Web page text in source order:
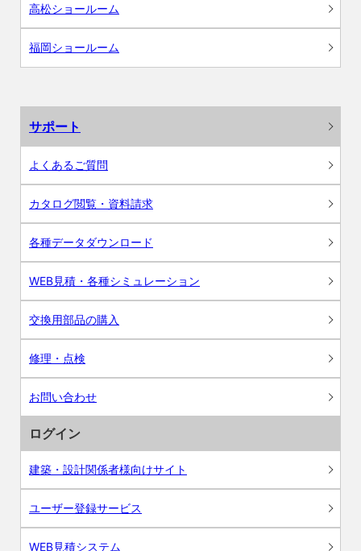
高松ショールーム
福岡ショールーム
サポート
よくあるご質問
カタログ閲覧・資料請求
各種データダウンロード
WEB見積・各種シミュレーション
交換用部品の購入
修理・点検
お問い合わせ
ログイン
建築・設計関係者様向けサイト
ユーザー登録サービス
WEB見積システム